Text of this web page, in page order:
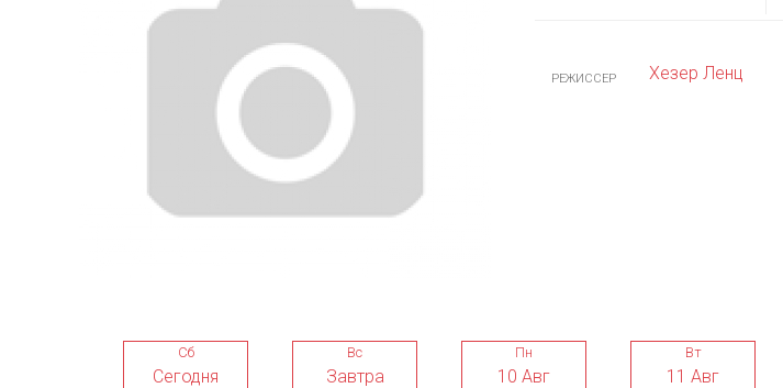
РЕЖИССЕР Хезер Ленц
Сб
Сегодня
Вс
Завтра
Пн
10 Авг
Вт
11 Авг